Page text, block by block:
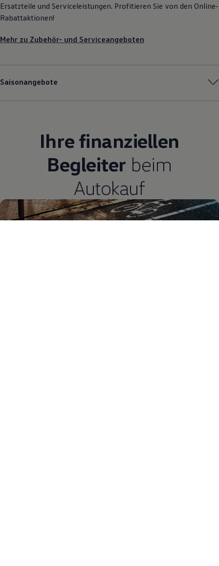
Ersatzteile und Serviceleistungen. Profitieren Sie von den Online-
Rabattaktionen!
Mehr zu Zubehör- und Serviceangeboten
Saisonangebote
Ihre finanziellen
Begleiter beim
Autokauf